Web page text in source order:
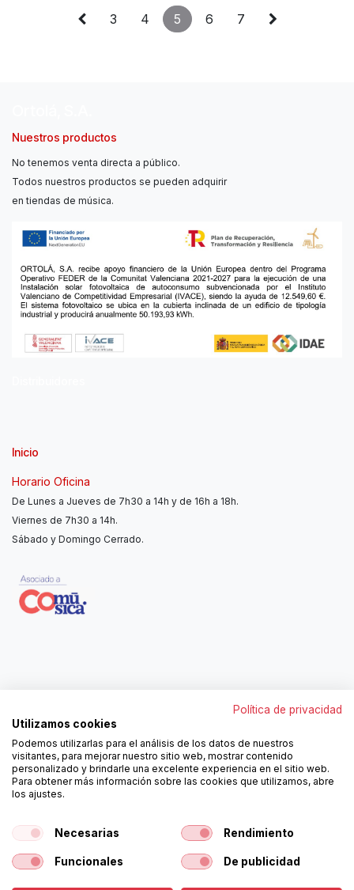
3 4 5 6 7
Nuestros productos
No tenemos venta directa a público.
Todos nuestros productos se pueden adquirir
en tiendas de música.
Inicio
Horario Oficina
De Lunes a Jueves de 7h30 a 14h y de 16h a 18h.
Viernes de 7h30 a 14h.
Sábado y Domingo Cerrado.
962250313
ortola@ortola-sa.es
Av. d'Albaida, s/n
46840 La Pobla del Duc (Valencia)
¡Síguenos!
Política de privacidad
Utilizamos cookies
Podemos utilizarlas para el análisis de los datos de nuestros
visitantes, para mejorar nuestro sitio web, mostrar contenido
personalizado y brindarle una excelente experiencia en el sitio web.
Para obtener más información sobre las cookies que utilizamos, abre
los ajustes.
Necesarias Rendimiento
Funcionales De publicidad